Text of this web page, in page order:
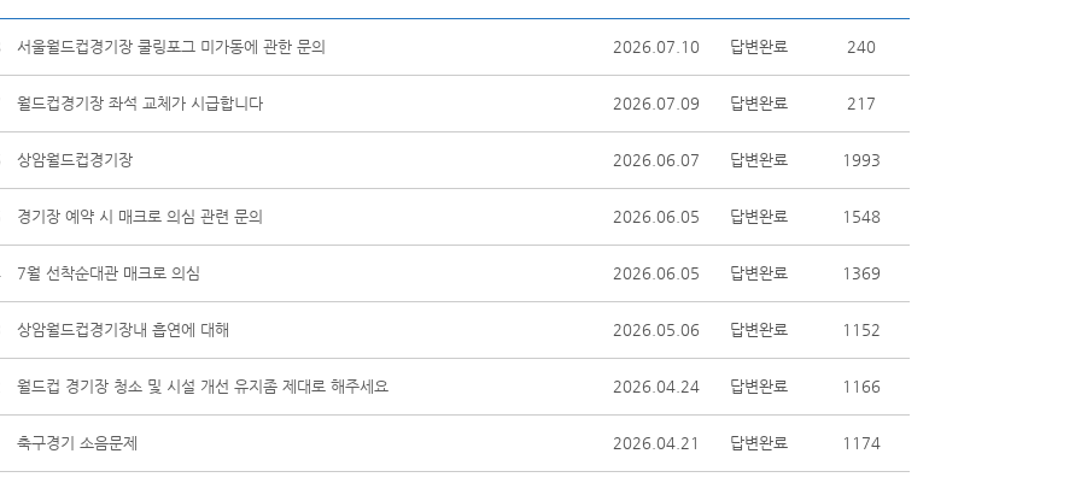
서울월드컵경기장 쿨링포그 미가동에 관한 문의 2026.07.10 답변완료 240
월드컵경기장 좌석 교체가 시급합니다 2026.07.09 답변완료 217
상암월드컵경기장 2026.06.07 답변완료 1993
경기장 예약 시 매크로 의심 관련 문의 2026.06.05 답변완료 1548
7월 선착순대관 매크로 의심 2026.06.05 답변완료 1369
상암월드컵경기장내 흡연에 대해 2026.05.06 답변완료 1152
월드컵 경기장 청소 및 시설 개선 유지좀 제대로 해주세요 2026.04.24 답변완료 1166
축구경기 소음문제 2026.04.21 답변완료 1174